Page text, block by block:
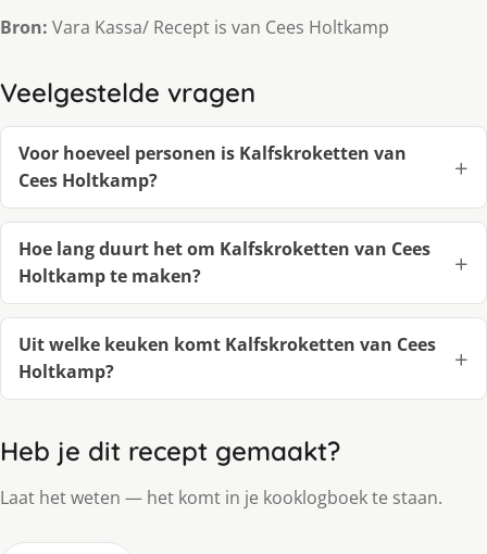
Bron: Vara Kassa/ Recept is van Cees Holtkamp
Veelgestelde vragen
Voor hoeveel personen is Kalfskroketten van
Cees Holtkamp?
Hoe lang duurt het om Kalfskroketten van Cees
Holtkamp te maken?
Uit welke keuken komt Kalfskroketten van Cees
Holtkamp?
Heb je dit recept gemaakt?
Laat het weten — het komt in je kooklogboek te staan.